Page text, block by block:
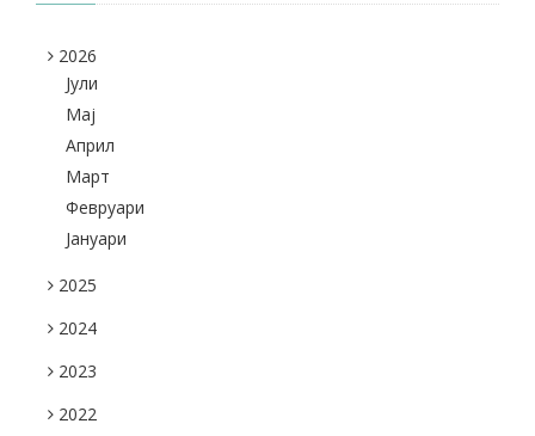
2026
Јули
Maj
Април
Март
Февруари
Јануари
2025
2024
2023
2022